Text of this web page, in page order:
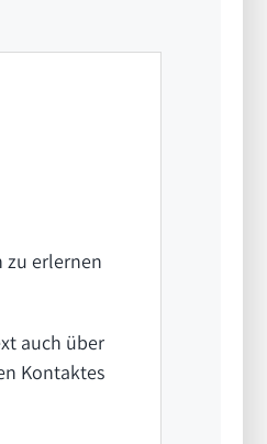
zu erlernen
auch über
Kontaktes